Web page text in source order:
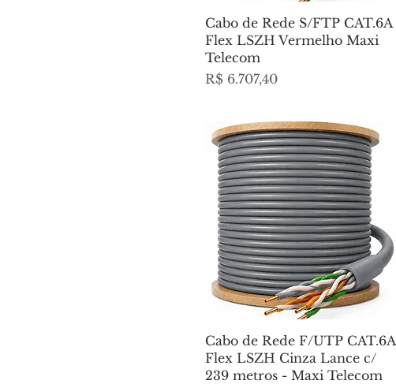
Cabo de Rede S/FTP CAT.6A
Flex LSZH Vermelho Maxi
Telecom
Preço
R$ 6.707,40
Cabo de Rede F/UTP CAT.6A
Flex LSZH Cinza Lance c/
239 metros - Maxi Telecom